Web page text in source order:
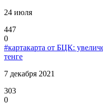
24 июля
447
0
#картакарта от БЦК:
тенге
7 декабря 2021
303
0